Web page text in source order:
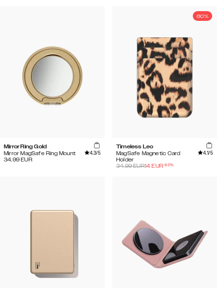
Mirror Ring Gold
Mirror MagSafe Ring Mount
4.3/5
34.99 EUR
60%
Timeless Leo
MagSafe Magnetic Card
Holder
4.1/5
34.99EUR14 EUR-60%